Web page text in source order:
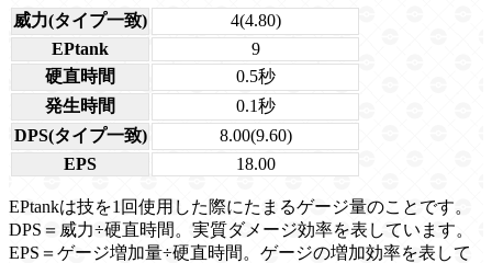
威力(タイプ一致)
4(4.80)
EPtank
9
硬直時間
0.5秒
発生時間
0.1秒
DPS(タイプ一致)
8.00(9.60)
EPS
18.00
EPtankは技を1回使用した際にたまるゲージ量のことです。
DPS＝威力÷硬直時間。実質ダメージ効率を表しています。
EPS＝ゲージ増加量÷硬直時間。ゲージの増加効率を表して